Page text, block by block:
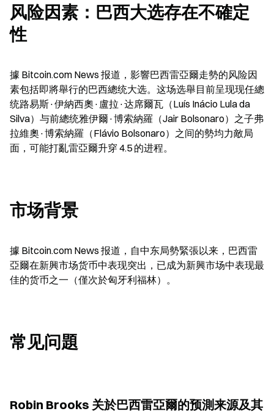
风险因素：巴西大选存在不確定
性
據 Bitcoin.com News 报道，影響巴西雷亞爾走勢的风险因
素包括即將舉行的巴西總统大选。这场选舉目前呈现现任總
统路易斯·伊納西奧·盧拉·达席爾瓦（Luís Inácio Lula da
Silva）与前總统雅伊爾·博索納羅（Jair Bolsonaro）之子弗
拉維奧·博索納羅（Flávio Bolsonaro）之间的勢均力敵局
面，可能打亂雷亞爾升穿 4.5 的进程。
市场背景
據 Bitcoin.com News 报道，自中东局勢緊張以来，巴西雷
亞爾在新興市场货币中表现突出，已成为新興市场中表现最
佳的货币之一（僅次於匈牙利福林）。
常见问題
Robin Brooks 关於巴西雷亞爾的预測来源及其